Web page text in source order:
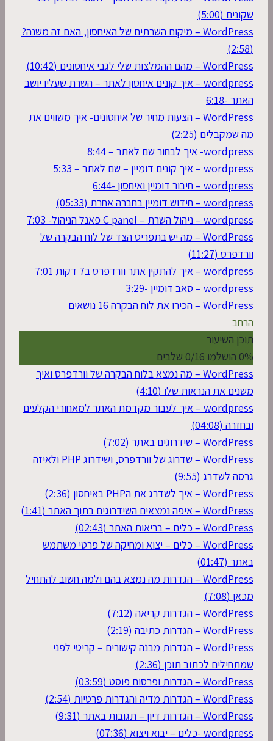
שקונים (5:00)
WordPress – מיקום השרתים של האיחסון, האם זה משנה?
(2:58)
WordPress – מהם ההמלצות שלי לגבי איחסונים (10:42)
wordpress – איך קונים איחסון לאתר – השרת שעליו יושב
האתר -6:18
WordPress – הצעות מחיר של איחסונים- איך משווים את
מה שמקבלים (2:25)
wordpress- איך לבחור שם לאתר – 8:44
wordpress – איך קונים דומיין – שם לאתר – 5:33
wordpress – חיבור דומיין ואיחסון -6:44
wordpress – חידוש דומיין בחברה אחרת (05:33)
wordpress – ניהול השרת – C panel פאנל הניהול- 7:03
WordPress – מה יש בתפריט הצד של לוח הבקרה של
וורדפרס (11:27)
wordpress – איך להתקין אתר וורדפרס ב7 דקות 7:01
wordpress – סאב דומיין -3:29
WordPress – הכירו את לוח הבקרה
16 נושאים
הרחב
תוכן השיעור
0% הושלמו
0/16 שלבים
WordPress – מה נמצא בלוח הבקרה של וורדפרס ואיך
משנים את הנראות שלו (4:10)
wordpress – איך לעבור מקדמת האתר למאחורי הקלעים
ובחזרה (04:08)
WordPress – שידרוגים באתר (7:02)
WordPress – שדרוג של וורדפרס, ושידרוג PHP ולאיזה
גרסה לשדרג (9:55)
WordPress – איך לשדרג את הPHP באיחסון (2:36)
WordPress – איפה נמצאים השידרוגים בתוך האתר (1:41)
WordPress – כלים – בריאות האתר (02:43)
WordPress – כלים – יצוא ומחיקה של פרטי משתמש
באתר (01:47)
WordPress – הגדרות מה נמצא בהם ולמה חשוב להתחיל
מכאן (7:08)
WordPress – הגדרות קריאה (7:12)
WordPress – הגדרות כתיבה (2:19)
WordPress – הגדרות מבנה קישורים – קריטי לפני
שמתחילים לכתוב תוכן (2:36)
WordPress – הגדרות ופרסום פוסט (03:59)
WordPress – הגדרות מדיה והגדרות פרטיות (2:54)
WordPress – הגדרות דיון – תגובות באתר (9:31)
wordpress -כלים – יבוא ויצוא (07:36)